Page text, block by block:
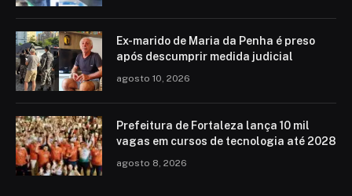
Ex-marido de Maria da Penha é preso
após descumprir medida judicial
agosto 10, 2026
Prefeitura de Fortaleza lança 10 mil
vagas em cursos de tecnologia até 2028
agosto 8, 2026